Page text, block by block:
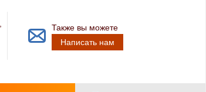
Также вы можете
Написать нам